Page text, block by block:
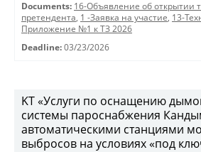
Documents: 16-Объявление об открытии
претендента, 1 -Заявка на участие, 13-
Приложение №1 к ТЗ 2026
Deadline: 03/23/2026
KT «Услуги по оснащению
системы пароснабжения
автоматическими станциями
выбросов на условиях «под